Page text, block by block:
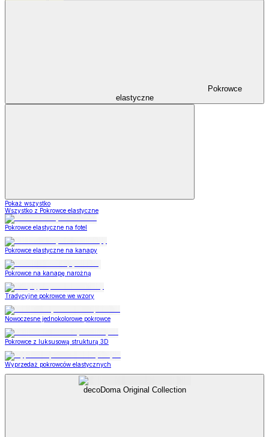
Pokrowce
elastyczne
Pokaż wszystko
Wszystko z Pokrowce elastyczne
Pokrowce elastyczne na fotel
Pokrowce elastyczne na kanapy
Pokrowce na kanapę narożną
Tradycyjne pokrowce we wzory
Nowoczesne jednokolorowe pokrowce
Pokrowce z luksusową strukturą 3D
Wyprzedaż pokrowców elastycznych
decoDoma Original Collection